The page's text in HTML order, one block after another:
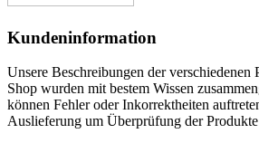
Kundeninformation
Unsere Beschreibungen der verschiedenen
Shop wurden mit bestem Wissen
können Fehler oder Inkorrektheiten
Auslieferung um Überprüfung der